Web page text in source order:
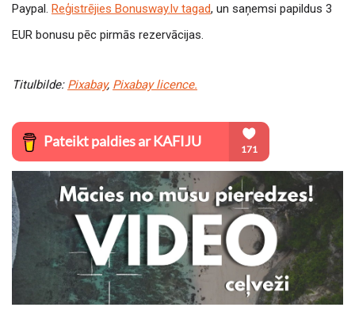
Paypal. Reģistrējies Bonusway.lv tagad, un saņemsi papildus 3
EUR bonusu pēc pirmās rezervācijas.
Titulbilde: Pixabay, Pixabay licence.